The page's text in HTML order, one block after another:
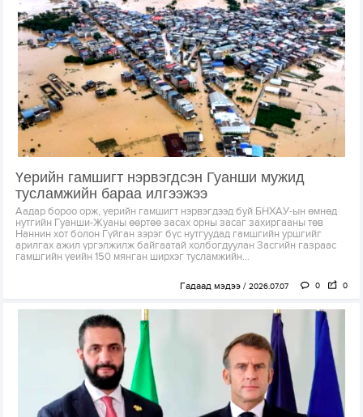
Үерийн гамшигт нэрвэгдсэн Гуанши мужид
тусламжийн бараа илгээжээ
Аадар бороо орж, үерийн гамшигт нэрвэгдээд буй БНХАУ-ын өмнөд
нутгийн Гуанши-Жуаны өөртөө засах орны засаг захиргааны төв
Наннин хот болон Гүйган зэрэг бүс нутгуудад гамшгийн уршгийг
арилгах ажил үргэлжилж байгаатай холбогдуулан Засгийн газраас
гамшгийн үеийн 150 мянган ширхэг тусламжийн...
Гадаад мэдээ 2026.07.07 0 0